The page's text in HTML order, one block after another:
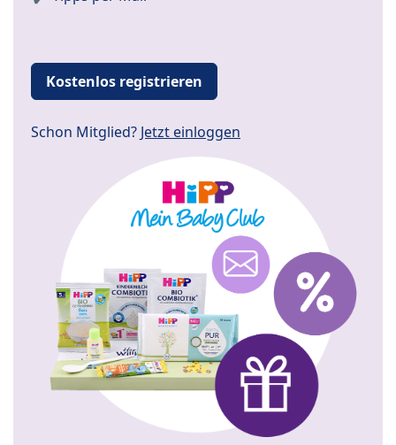
Kostenlos registrieren
Schon Mitglied? Jetzt einloggen